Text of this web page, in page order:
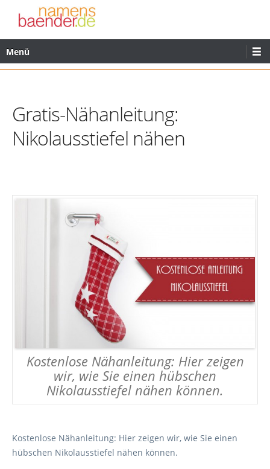
Inhalt
wechseln
Primäres
Menü
Menü
Gratis-Nähanleitung:
Nikolausstiefel nähen
Kostenlose Nähanleitung: Hier zeigen
wir, wie Sie einen hübschen
Nikolausstiefel nähen können.
Kostenlose Nähanleitung: Hier zeigen wir, wie Sie einen
hübschen Nikolausstiefel nähen können.